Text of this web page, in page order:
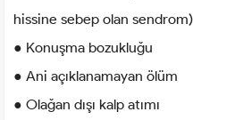
hissine sebep olan sendrom)
● Konuşma bozukluğu
● Ani açıklanamayan ölüm
● Olağan dışı kalp atımı